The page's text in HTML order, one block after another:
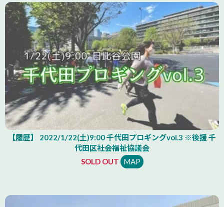
【履歴】 2022/1/22(土)9:00 千代田プロギングvol.3 ※後援 千
代田区社会福祉協議会
SOLD OUT
MAP